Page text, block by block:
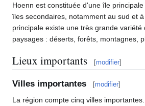
Hoenn est constituée d'une île
îles secondaires, notamment au sud et
principale existe une très grande variété
paysages : déserts, forêts, montagnes,
Lieux importants [modifier]
Villes importantes [modifier]
La région compte cinq villes importantes.